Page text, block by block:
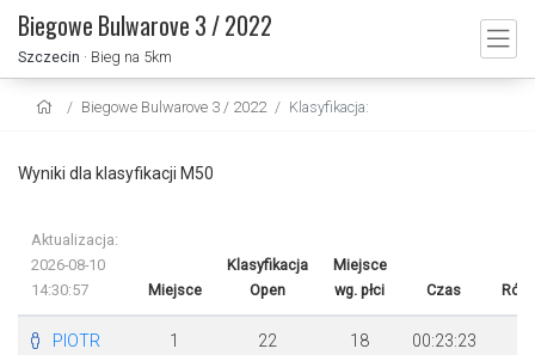
Biegowe Bulwarove 3 / 2022
Szczecin · Bieg na 5km
Biegowe Bulwarove 3 / 2022 Klasyfikacja:
Wyniki dla klasyfikacji M50
Aktualizacja:
2026-08-10
14:30:57
Miejsce
Klasyfikacja
Open
Miejsce
wg. płci
Czas
PIOTR
1 22 18 00:23:23